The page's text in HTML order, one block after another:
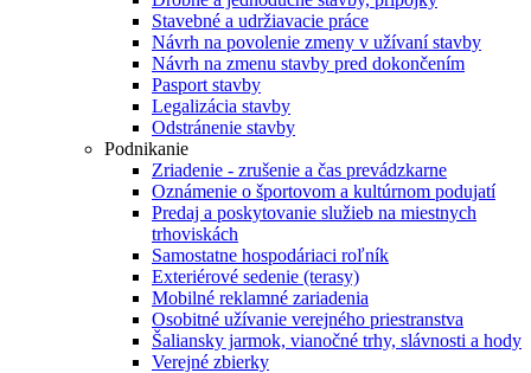
Stavebné a udržiavacie práce
Návrh na povolenie zmeny v užívaní stavby
Návrh na zmenu stavby pred dokončením
Pasport stavby
Legalizácia stavby
Odstránenie stavby
Podnikanie
Zriadenie - zrušenie a čas prevádzkarne
Oznámenie o športovom a kultúrnom podujatí
Predaj a poskytovanie služieb na miestnych
trhoviskách
Samostatne hospodáriaci roľník
Exteriérové sedenie (terasy)
Mobilné reklamné zariadenia
Osobitné užívanie verejného priestranstva
Šaliansky jarmok, vianočné trhy, slávnosti a hody
Verejné zbierky